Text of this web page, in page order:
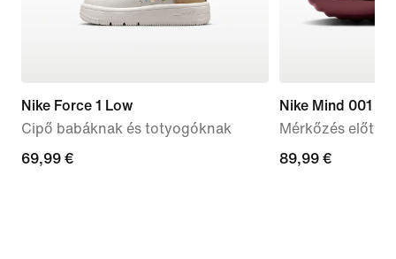
Nike Force 1 Low
Cipő babáknak és totyogóknak
69,99
69,99 €
Nike Mind 001
Mérkőzés előtti
89,99
89,99 €